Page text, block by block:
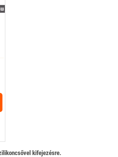
kifejezésre.